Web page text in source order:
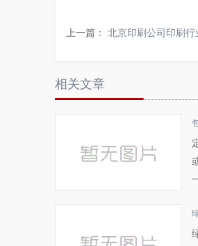
上一篇： 北京印刷公司印刷
相关文章